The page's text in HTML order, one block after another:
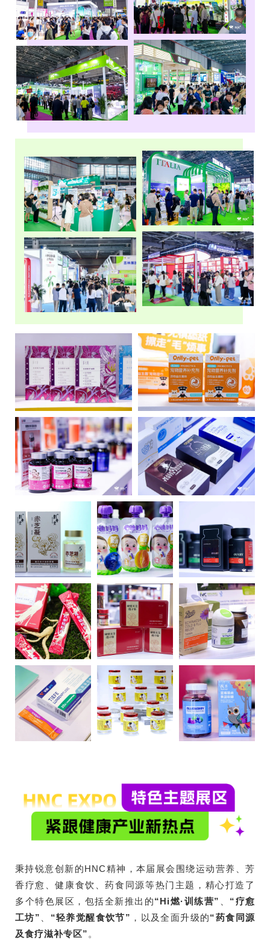
秉持锐意创新的HNC精神，本届展会围绕运动营养、芳
香疗愈、健康食饮、药食同源等热门主题，精心打造了
多个特色展区，包括全新推出的“Hi燃·训练营”
“疗愈
工坊”
“轻养觉醒食饮节” ，以及全面升级的“药食同源
及食疗滋补专区” 。